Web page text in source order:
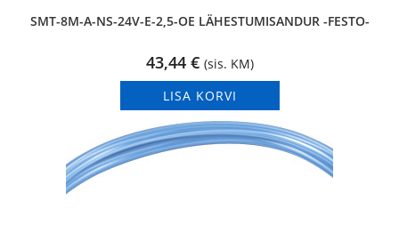
SMT-8M-A-NS-24V-E-2,5-OE LÄHESTUMISANDUR -FESTO-
43,44 € (sis. KM)
LISA KORVI